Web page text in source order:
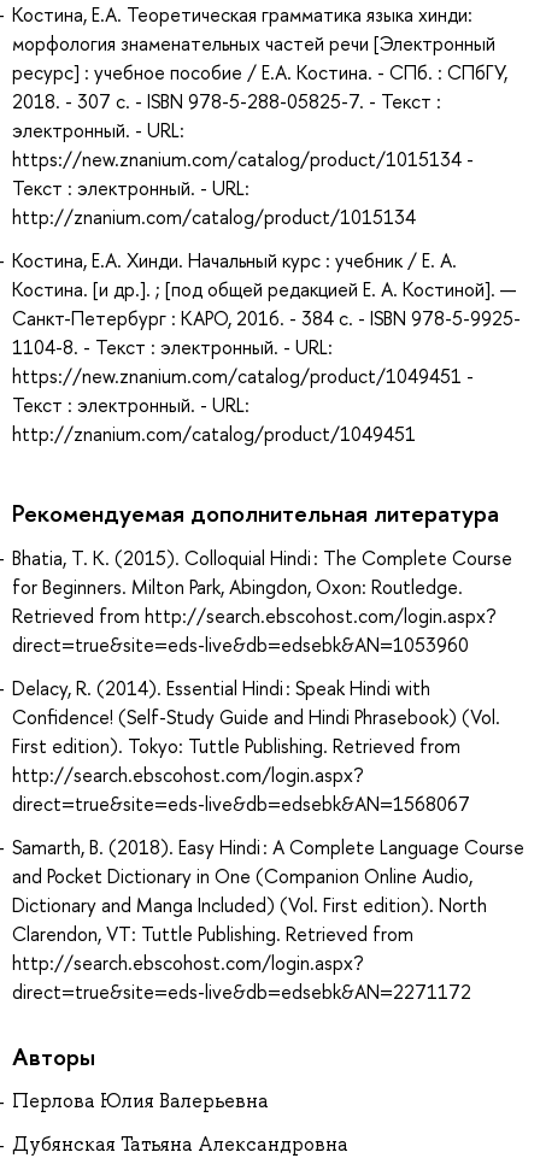
Костина, Е.А. Теоретическая грамматика языка хинди:
морфология знаменательных частей речи [Электронный
ресурс] : учебное пособие / Е.А. Костина. - СПб. : СПбГУ,
2018. - 307 с. - ISBN 978-5-288-05825-7. - Текст :
электронный. - URL:
https://new.znanium.com/catalog/product/1015134 -
Текст : электронный. - URL:
http://znanium.com/catalog/product/1015134
Костина, Е.А. Хинди. Начальный курс : учебник / Е. А.
Костина. [и др.]. ; [под общей редакцией Е. А. Костиной]. —
Санкт-Петербург : КАРО, 2016. - 384 с. - ISBN 978-5-9925-
1104-8. - Текст : электронный. - URL:
https://new.znanium.com/catalog/product/1049451 -
Текст : электронный. - URL:
http://znanium.com/catalog/product/1049451
Рекомендуемая дополнительная литература
Bhatia, T. K. (2015). Colloquial Hindi : The Complete Course
for Beginners. Milton Park, Abingdon, Oxon: Routledge.
Retrieved from http://search.ebscohost.com/login.aspx?
direct=true&site=eds-live&db=edsebk&AN=1053960
Delacy, R. (2014). Essential Hindi : Speak Hindi with
Confidence! (Self-Study Guide and Hindi Phrasebook) (Vol.
First edition). Tokyo: Tuttle Publishing. Retrieved from
http://search.ebscohost.com/login.aspx?
direct=true&site=eds-live&db=edsebk&AN=1568067
Samarth, B. (2018). Easy Hindi : A Complete Language Course
and Pocket Dictionary in One (Companion Online Audio,
Dictionary and Manga Included) (Vol. First edition). North
Clarendon, VT: Tuttle Publishing. Retrieved from
http://search.ebscohost.com/login.aspx?
direct=true&site=eds-live&db=edsebk&AN=2271172
Авторы
Перлова Юлия Валерьевна
Дубянская Татьяна Александровна